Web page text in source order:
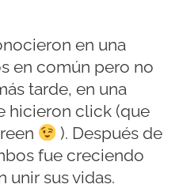
en una
en común pero no
tarde, en una
hicieron click (que
). Después de
fue creciendo
unir sus vidas.